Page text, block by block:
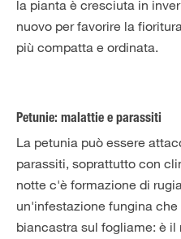
la pianta è cresciuta in
nuovo per favorire la
più compatta e ordinata.
Petunie: malattie e parassiti
La petunia può essere
parassiti, soprattutto con
notte c'è formazione di
un'infestazione fungina
biancastra sul fogliame: è